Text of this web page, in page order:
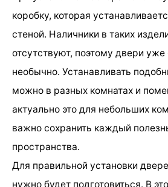
коробку, которая
стеной. Наличники в таких
отсутствуют, поэтому двери уже
необычно. Устанавливать
можно в разных комнатах и
актуально это для небольших
важно сохранить каждый
пространства.
Для правильной установки
нужно будет подготовиться. В